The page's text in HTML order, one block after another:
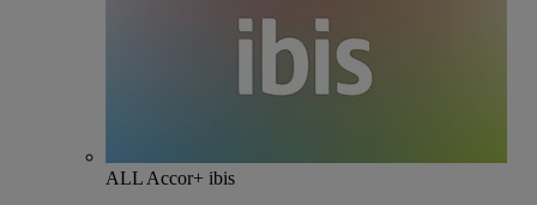
ALL Accor+ ibis